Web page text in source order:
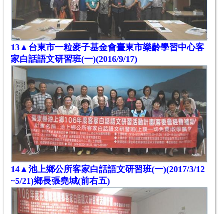
13 ▲台東市一粒麥子基金會臺東市樂齡學習中心客
家白話語文研習班(一)(2016/9/17)
14▲池上鄉公所客家白話語文研習班(一)(2017/3/12
~5/21)鄉長張堯城(前右五)